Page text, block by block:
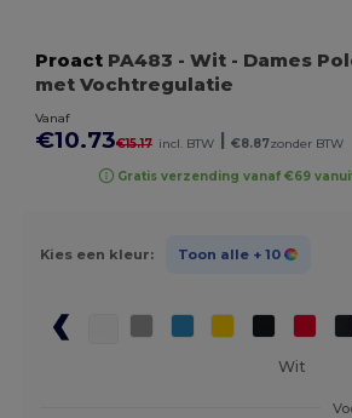
Proact PA483 - Wit - Dames
met Vochtregulatie
Vanaf
€10.73€15.17 incl. BTW | €8.87zonder BTW
Gratis verzending vanaf €69
Kies een kleur: Toon alle + 10
Wit